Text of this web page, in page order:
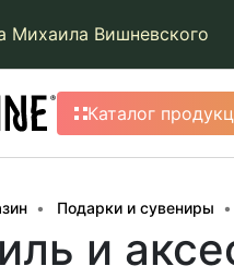
Михаила Вишневского
Каталог
Подарки и сувениры
и